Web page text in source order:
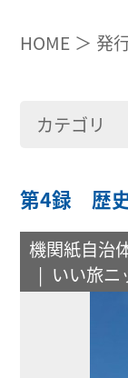
HOME 発
カテゴリ
第4録 歴
機関紙自治
いい旅ニ